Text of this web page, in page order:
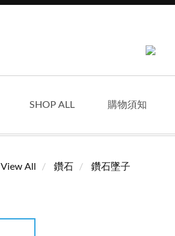
SHOP ALL 購物須知
View All 鑽石 鑽石墜子